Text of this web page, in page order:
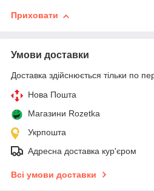
Приховати
Умови доставки
Доставка здійснюється тільки по
Нова Пошта
Магазини Rozetka
Укрпошта
Адресна доставка кур'єром
Всі умови доставки